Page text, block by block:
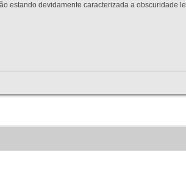
estando devidamente caracterizada a obscuridade